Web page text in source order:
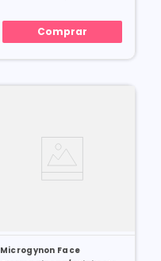
Comprar
Microgynon Face